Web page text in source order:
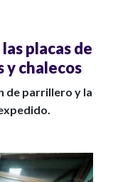
placas de
y chalecos
de parrillero y la